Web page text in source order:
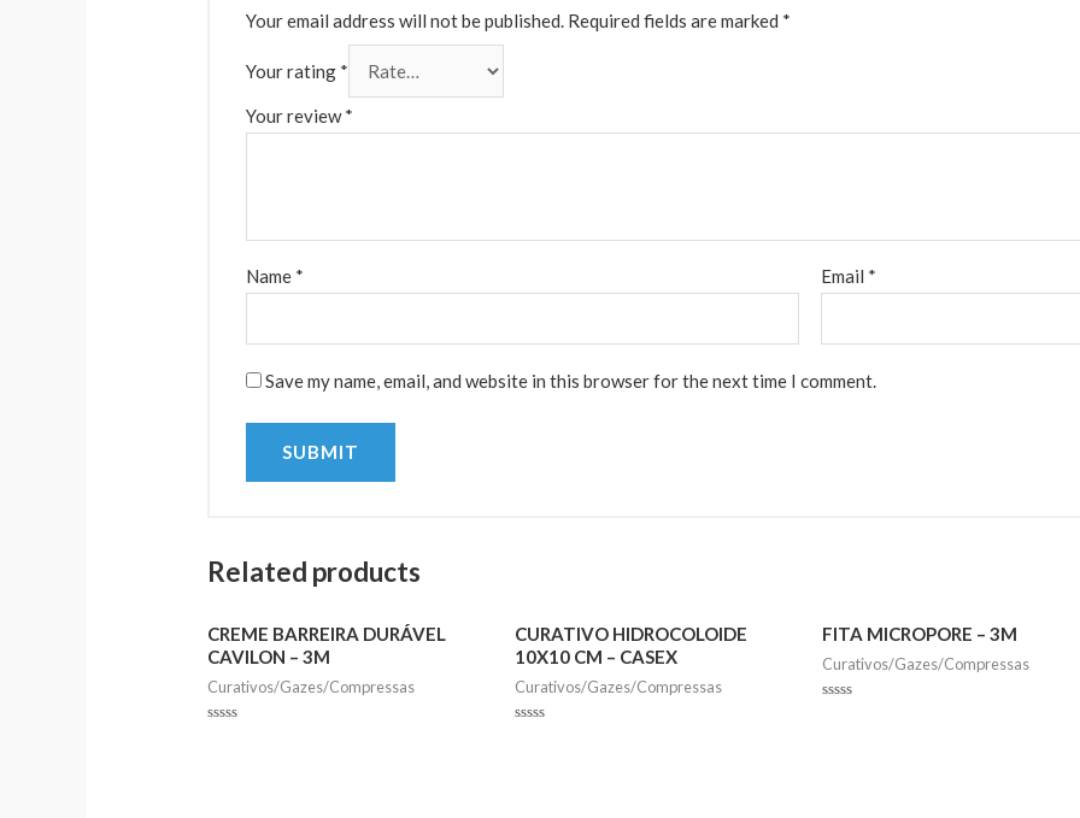
Your email address will not be published. Required fields are marked *
Your rating *
Your review*
Name * Email *
Save my name, email, and website in this browser for the next time I comment.
Related products
CREME BARREIRA DURÁVEL
CAVILON – 3M
Curativos/Gazes/Compressas
CURATIVO HIDROCOLOIDE
10X10 CM – CASEX
Curativos/Gazes/Compressas
FITA MICROPORE – 3M
Curativos/Gazes/Compressas